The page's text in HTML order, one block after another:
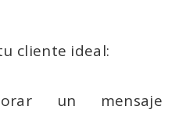
cliente ideal:
un mensaje